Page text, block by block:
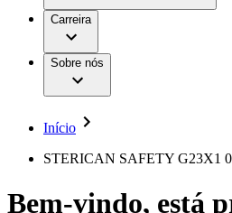
Aesculap Academy
Contentores Estéreis
Neurocirurgia
Patologias e Cuidados
Serviços
Trabalhar na B.
Oportunidades de emprego
A nossa cultura
Centro de Inovação
Responsabilidade
Acesso aos
Carreira
Sobre nós
Início
STERICAN SAFETY G23X1
Bem-vindo, está